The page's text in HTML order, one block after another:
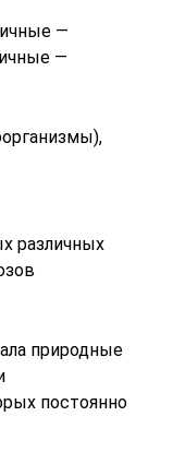
—
—
различных
природные
постоянно